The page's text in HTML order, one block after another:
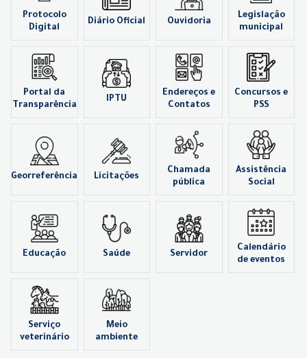
Protocolo
Digital
Diário Oficial Ouvidoria
Legislação
municipal
Portal da
Transparência
IPTU
Endereços e
Contatos
Concursos e
PSS
Georreferência Licitações
Chamada
pública
Assistência
Social
Educação Saúde Servidor
Calendário
de eventos
Serviço
veterinário
Meio
ambiente